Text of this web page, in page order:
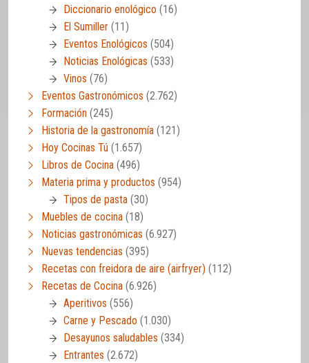
Diccionario enológico (16)
El Sumiller (11)
Eventos Enológicos (504)
Noticias Enológicas (533)
Vinos (76)
Eventos Gastronómicos (2.762)
Formación (245)
Historia de la gastronomía (121)
Hoy Cocinas Tú (1.657)
Libros de Cocina (496)
Materia prima y productos (954)
Tipos de pasta (30)
Muebles de cocina (18)
Noticias gastronómicas (6.927)
Nuevas tendencias (395)
Recetas con freidora de aire (airfryer) (112)
Recetas de Cocina (6.926)
Aperitivos (556)
Carne y Pescado (1.030)
Desayunos saludables (334)
Entrantes (2.672)